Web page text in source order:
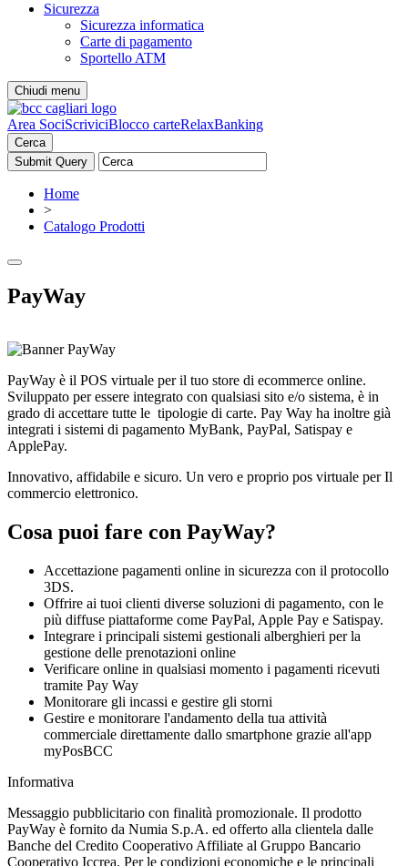
Sicurezza
Sicurezza informatica
Carte di pagamento
Sportello ATM
Chiudi menu
Area SociScriviciBlocco carteRelaxBanking
Cerca
Home
>
Catalogo Prodotti
PayWay
PayWay è il POS virtuale per il tuo store di ecommerce online.
Sviluppato per essere integrato con qualsiasi sito e/o sistema, è in
grado di accettare tutte le tipologie di carte. Pay Way ha inoltre già
integrati i sistemi di pagamento MyBank, PayPal, Satispay e
ApplePay.
Innovativo, affidabile e sicuro. Un vero e proprio pos virtuale per Il
commercio elettronico.
Cosa puoi fare con PayWay?
Accettazione pagamenti online in sicurezza con il protocollo
3DS.
Offrire ai tuoi clienti diverse soluzioni di pagamento, con le
più diffuse piattaforme come PayPal, Apple Pay e Satispay.
Integrare i principali sistemi gestionali alberghieri per la
gestione delle prenotazioni online
Verificare online in qualsiasi momento i pagamenti ricevuti
tramite Pay Way
Monitorare gli incassi e gestire gli storni
Gestire e monitorare l'andamento della tua attività
commerciale direttamente dallo smartphone grazie all'app
myPosBCC
Informativa
Messaggio pubblicitario con finalità promozionale. Il prodotto
PayWay è fornito da Numia S.p.A. ed offerto alla clientela dalle
Banche del Credito Cooperativo Affiliate al Gruppo Bancario
Cooperativo Iccrea. Per le condizioni economiche e le principali